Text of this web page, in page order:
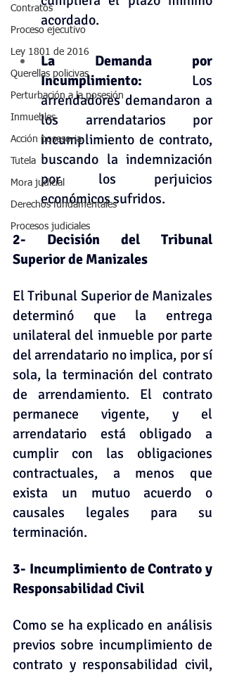
Contratos
Proceso ejecutivo
Ley 1801 de 2016
Querellas policivas
Perturbación a la posesión
Inmuebles
Acción posesoria
Tutela
Mora judicial
Derechos fundamentales
Procesos judiciales
acordado.
La Demanda por
Incumplimiento: Los
arrendadores demandaron a
los arrendatarios por
incumplimiento de contrato,
buscando la indemnización
por los perjuicios
económicos sufridos.
2- Decisión del Tribunal
Superior de Manizales
El Tribunal Superior de Manizales
determinó que la entrega
unilateral del inmueble por parte
del arrendatario no implica, por sí
sola, la terminación del contrato
de arrendamiento. El contrato
permanece vigente, y el
arrendatario está obligado a
cumplir con las obligaciones
contractuales, a menos que
exista un mutuo acuerdo o
causales legales para su
terminación.
3- Incumplimiento de Contrato y
Responsabilidad Civil
Como se ha explicado en análisis
previos sobre incumplimiento de
contrato y responsabilidad civil,